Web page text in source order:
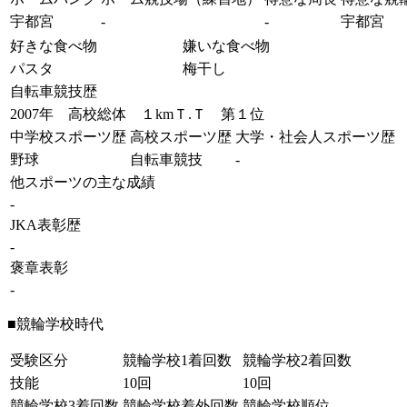
宇都宮
- -
宇都宮
好きな食べ物
嫌いな食べ物
パスタ
梅干し
自転車競技歴
2007年 高校総体 １kmＴ.Ｔ 第１位
中学校スポーツ歴 高校スポーツ歴 大学・社会人スポーツ歴
野球
自転車競技
-
他スポーツの主な成績
-
JKA表彰歴
-
褒章表彰
-
■競輪学校時代
受験区分 競輪学校1着回数
競輪学校2着回数
技能
10回
10回